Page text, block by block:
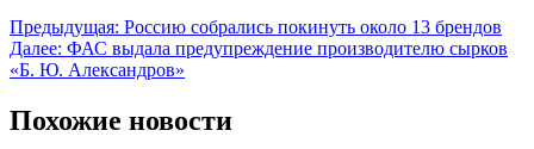
Предыдущая: Россию собрались покинуть около 13 брендов
Далее: ФАС выдала предупреждение производителю сырков
«Б. Ю. Александров»
Похожие новости